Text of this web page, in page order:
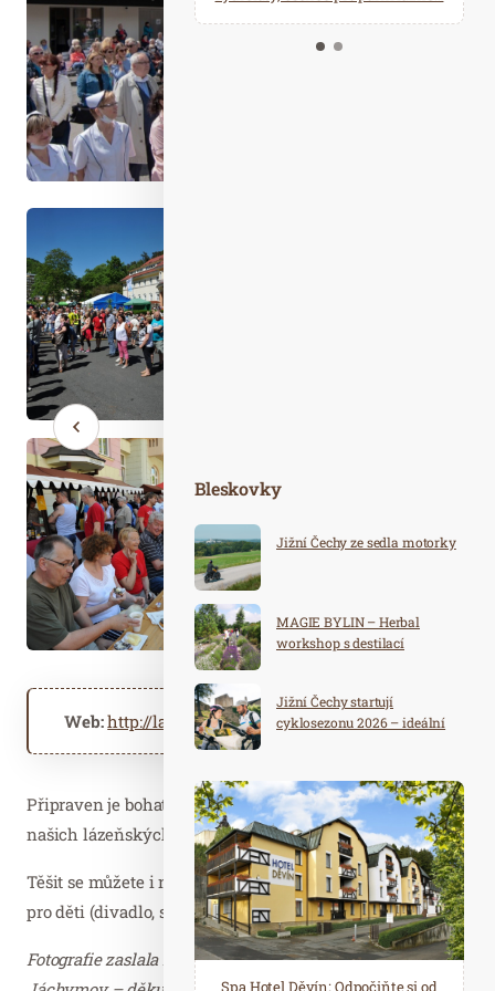
Kalendář událostí
Odebírejte náš newsletter
Web:http://laznejachymov.cz
Připraven je bohatý program, který nabídne i prohlídky
našich lázeňských hotelů.
Těšit se můžete i na netradiční svěcení pramenů i akce
pro děti (divadlo, soutěže, malování na obličej…).
Fotografie zaslala A. Šmerdová, marketing Lázně
Bleskovky
Jižní Čechy ze sedla motorky
MAGIE BYLIN – Herbal
workshop s destilací
Jižní Čechy startují
cyklosezonu 2026 – ideální
Spa Hotel Děvín: Odpočiňte si od
Saunový ráj Holice: Odpočinek a